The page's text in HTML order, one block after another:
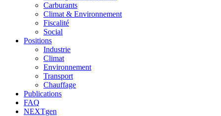
Carburants
Climat & Environnement
Fiscalité
Social
Positions
Industrie
Climat
Environnement
Transport
Chauffage
Publications
FAQ
NEXTgen